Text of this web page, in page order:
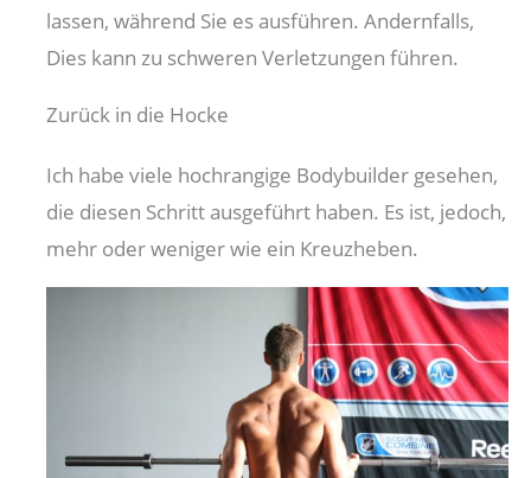
lassen, während Sie es ausführen. Andernfalls,
Dies kann zu schweren Verletzungen führen.
Zurück in die Hocke
Ich habe viele hochrangige Bodybuilder gesehen,
die diesen Schritt ausgeführt haben. Es ist, jedoch,
mehr oder weniger wie ein Kreuzheben.